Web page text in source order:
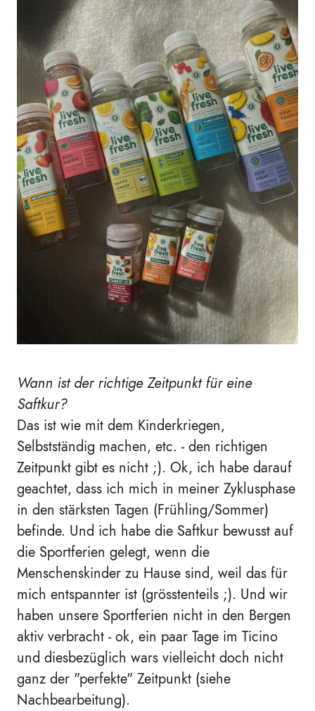
Wann ist der richtige Zeitpunkt für eine
Saftkur?
Das ist wie mit dem Kinderkriegen,
Selbstständig machen, etc. - den richtigen
Zeitpunkt gibt es nicht ;). Ok, ich habe darauf
geachtet, dass ich mich in meiner Zyklusphase
in den stärksten Tagen (Frühling/Sommer)
befinde. Und ich habe die Saftkur bewusst auf
die Sportferien gelegt, wenn die
Menschenskinder zu Hause sind, weil das für
mich entspannter ist (grösstenteils ;). Und wir
haben unsere Sportferien nicht in den Bergen
aktiv verbracht - ok, ein paar Tage im Ticino
und diesbezüglich wars vielleicht doch nicht
ganz der "perfekte" Zeitpunkt (siehe
Nachbearbeitung).